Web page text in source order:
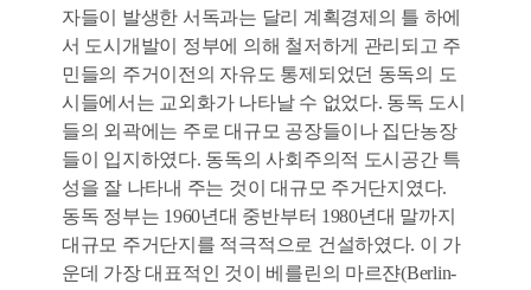
자들이 발생한 서독과는 달리 계획경제의 틀 하에
서 도시개발이 정부에 의해 철저하게 관리되고 주
민들의 주거이전의 자유도 통제되었던 동독의 도
시들에서는 교외화가 나타날 수 없었다. 동독 도시
들의 외곽에는 주로 대규모 공장들이나 집단농장
들이 입지하였다. 동독의 사회주의적 도시공간 특
성을 잘 나타내 주는 것이 대규모 주거단지였다.
동독 정부는 1960년대 중반부터 1980년대 말까지
대규모 주거단지를 적극적으로 건설하였다. 이 가
운데 가장 대표적인 것이 베를린의 마르쟌(Berlin-